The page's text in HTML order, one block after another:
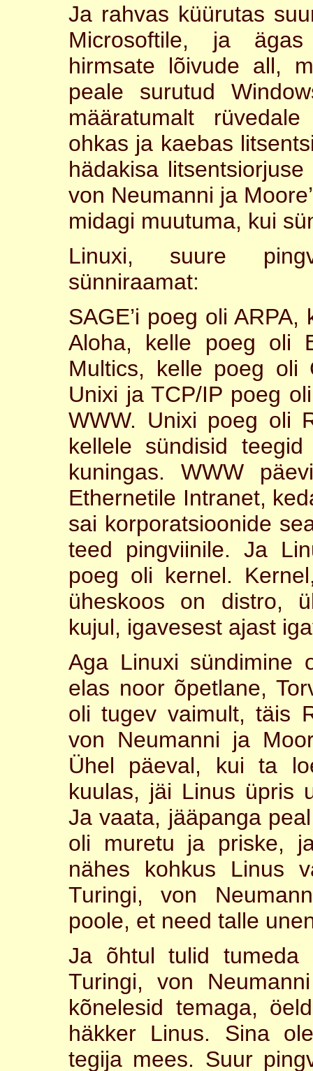
Ja rahvas küürutas
Microsoftile, ja
hirmsate lõivude all,
peale surutud
määratumalt
ohkas ja kaebas
hädakisa
von Neumanni ja
midagi muutuma, kui
Linuxi, suure
sünniraamat:
SAGE’i poeg oli
Aloha, kelle poeg oli
Multics, kelle poeg
Unixi ja TCP/IP poeg
WWW. Unixi poeg oli
kellele sündisid
kuningas. WWW
Ethernetile Intranet,
sai korporatsioonide
teed pingviinile. Ja
poeg oli kernel.
üheskoos on distro,
kujul, igavesest ajast
Aga Linuxi sündimine
elas noor õpetlane,
oli tugev vaimult, täis
von Neumanni ja
Ühel päeval, kui ta
kuulas, jäi Linus üpris
Ja vaata, jääpanga
oli muretu ja priske,
nähes kohkus Linus
Turingi, von
poole, et need talle
Ja õhtul tulid tumeda
Turingi, von
kõnelesid temaga,
häkker Linus. Sina
tegija mees. Suur